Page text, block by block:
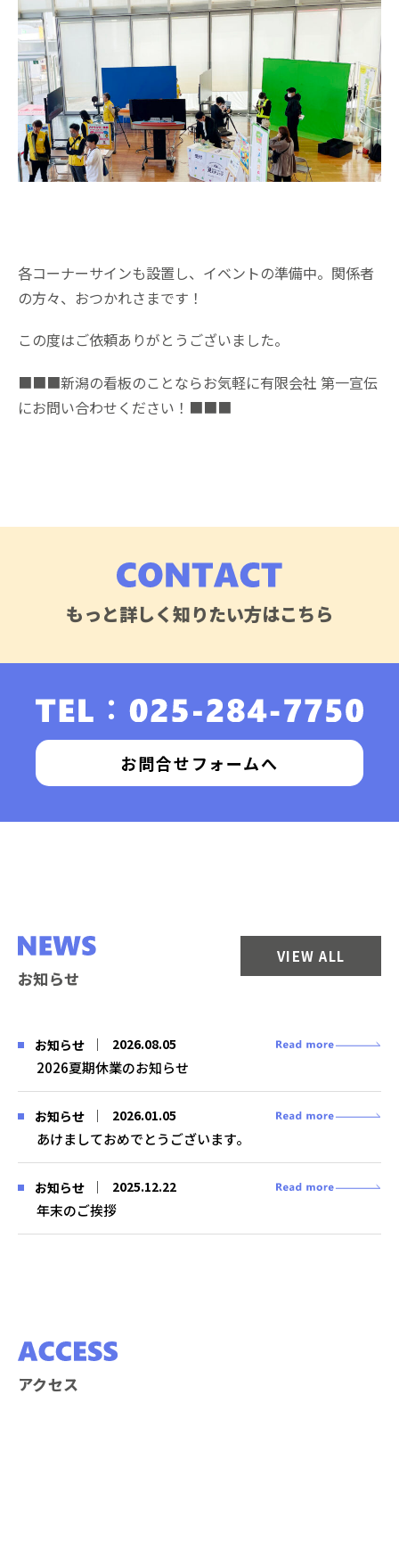
各コーナーサインも設置し、イベントの準備中。関係者
の方々、おつかれさまです！
この度はご依頼ありがとうございました。
■■■新潟の看板のことならお気軽に有限会社 第一宣伝
にお問い合わせください！■■■
もっと詳しく知りたい方はこちら
お問合せフォームへ
お知らせ
VIEW ALL
お知らせ 2026.08.05
2026夏期休業のお知らせ
お知らせ 2026.01.05
あけましておめでとうございます。
お知らせ 2025.12.22
年末のご挨拶
アクセス